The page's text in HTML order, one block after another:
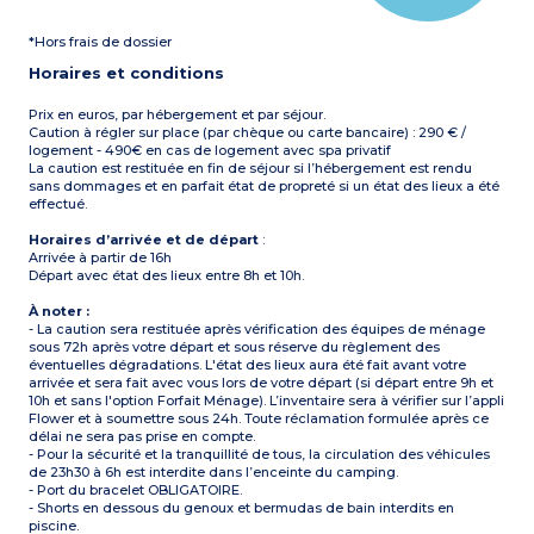
Terrasse commune en bois
avec salon de jardin
Climatisation
personnes
Climatisation
personnes
*Hors frais de dossier
Horaires et conditions
Prix en euros, par hébergement et par séjour.
Caution à régler sur place (par chèque ou carte bancaire) : 290 € /
logement - 490€ en cas de logement avec spa privatif
La caution est restituée en fin de séjour si l’hébergement est rendu
sans dommages et en parfait état de propreté si un état des lieux a été
effectué.
Horaires d’arrivée et de départ :
Arrivée à partir de 16h
Départ avec état des lieux entre 8h et 10h.
À noter :
- La caution sera restituée après vérification des équipes de ménage
sous 72h après votre départ et sous réserve du règlement des
éventuelles dégradations. L'état des lieux aura été fait avant votre
arrivée et sera fait avec vous lors de votre départ (si départ entre 9h et
10h et sans l'option Forfait Ménage). L’inventaire sera à vérifier sur l’appli
Flower et à soumettre sous 24h. Toute réclamation formulée après ce
délai ne sera pas prise en compte.
- Pour la sécurité et la tranquillité de tous, la circulation des véhicules
de 23h30 à 6h est interdite dans l’enceinte du camping.
- Port du bracelet OBLIGATOIRE.
- Shorts en dessous du genoux et bermudas de bain interdits en
piscine.